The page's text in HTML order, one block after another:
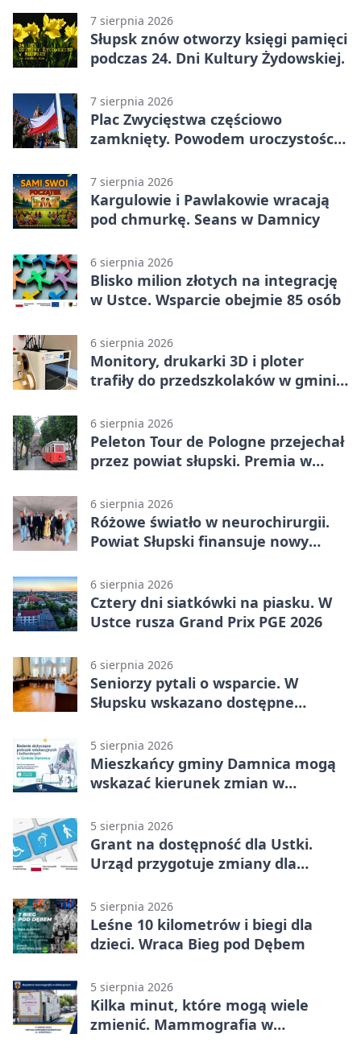
7 sierpnia 2026
Słupsk znów otworzy księgi pamięci
podczas 24. Dni Kultury Żydowskiej.
7 sierpnia 2026
Plac Zwycięstwa częściowo
zamknięty. Powodem uroczystości
7 sierpnia 2026
Kargulowie i Pawlakowie wracają
pod chmurkę. Seans w Damnicy
6 sierpnia 2026
Blisko milion złotych na integrację
w Ustce. Wsparcie obejmie 85 osób
6 sierpnia 2026
Monitory, drukarki 3D i ploter
trafiły do przedszkolaków w gminie
6 sierpnia 2026
Peleton Tour de Pologne przejechał
przez powiat słupski. Premia w
6 sierpnia 2026
Różowe światło w neurochirurgii.
Powiat Słupski finansuje nowy
6 sierpnia 2026
Cztery dni siatkówki na piasku. W
Ustce rusza Grand Prix PGE 2026
6 sierpnia 2026
Seniorzy pytali o wsparcie. W
Słupsku wskazano dostępne
5 sierpnia 2026
Mieszkańcy gminy Damnica mogą
wskazać kierunek zmian w
5 sierpnia 2026
Grant na dostępność dla Ustki.
Urząd przygotuje zmiany dla
5 sierpnia 2026
Leśne 10 kilometrów i biegi dla
dzieci. Wraca Bieg pod Dębem
5 sierpnia 2026
Kilka minut, które mogą wiele
zmienić. Mammografia w